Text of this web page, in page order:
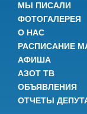
МЫ ПИСАЛИ
ФОТОГАЛЕРЕЯ
О НАС
РАСПИСАНИЕ
АФИША
АЗОТ ТВ
ОБЪЯВЛЕНИЯ
ОТЧЕТЫ